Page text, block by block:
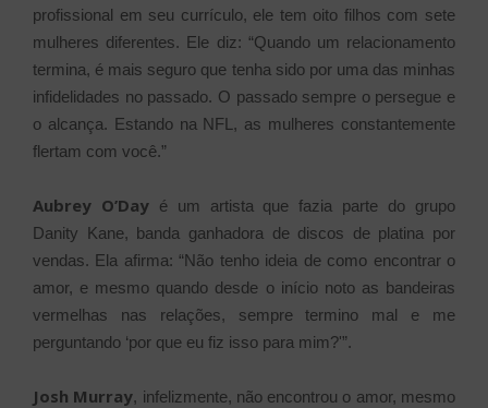
profissional em seu currículo, ele tem oito filhos com sete
mulheres diferentes. Ele diz: “Quando um relacionamento
termina, é mais seguro que tenha sido por uma das minhas
infidelidades no passado. O passado sempre o persegue e
o alcança. Estando na NFL, as mulheres constantemente
flertam com você.”
Aubrey O’Day é um artista que fazia parte do grupo
Danity Kane, banda ganhadora de discos de platina por
vendas. Ela afirma: “Não tenho ideia de como encontrar o
amor, e mesmo quando desde o início noto as bandeiras
vermelhas nas relações, sempre termino mal e me
perguntando ‘por que eu fiz isso para mim?'”.
Josh Murray, infelizmente, não encontrou o amor, mesmo